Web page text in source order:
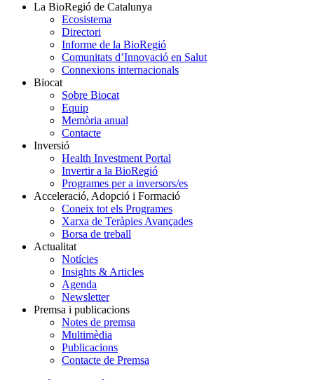
La BioRegió de Catalunya
Ecosistema
Directori
Informe de la BioRegió
Comunitats d’Innovació en Salut
Connexions internacionals
Biocat
Sobre Biocat
Equip
Memòria anual
Contacte
Inversió
Health Investment Portal
Invertir a la BioRegió
Programes per a inversors/es
Acceleració, Adopció i Formació
Coneix tot els Programes
Xarxa de Teràpies Avançades
Borsa de treball
Actualitat
Notícies
Insights & Articles
Agenda
Newsletter
Premsa i publicacions
Notes de premsa
Multimèdia
Publicacions
Contacte de Premsa